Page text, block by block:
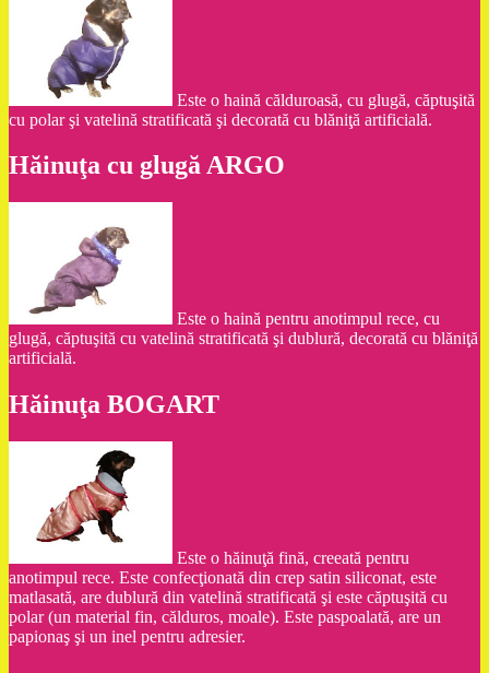
Este o haină călduroasă, cu glugă, căptuşită
cu polar şi vatelină stratificată şi decorată cu blăniţă artificială.
Hăinuţa cu glugă ARGO
Este o haină pentru anotimpul rece, cu
glugă, căptuşită cu vatelină stratificată şi dublură, decorată cu blăniţă
artificială.
Hăinuţa BOGART
Este o hăinuţă fină, creeată pentru
anotimpul rece. Este confecţionată din crep satin siliconat, este
matlasată, are dublură din vatelină stratificată şi este căptuşită cu
polar (un material fin, călduros, moale). Este paspoalată, are un
papionaş şi un inel pentru adresier.